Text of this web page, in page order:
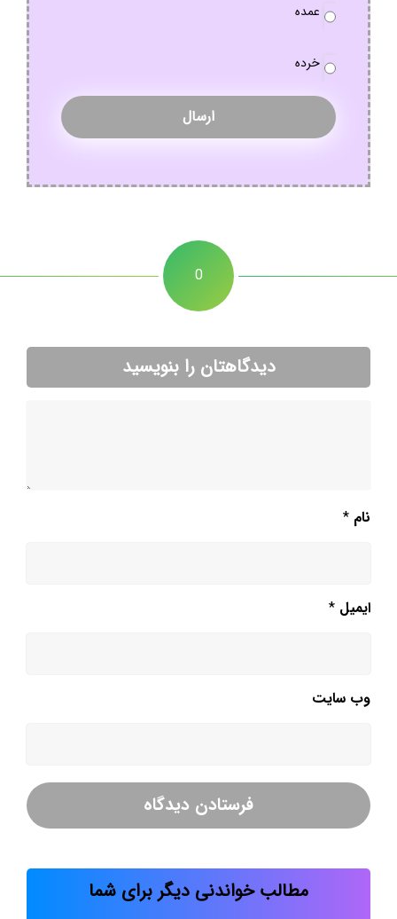
سفارش
عمده
خرده
0
دیدگاهتان را بنویسید
نام *
ایمیل *
وب‌ سایت
مطالب خواندنی دیگر برای شما